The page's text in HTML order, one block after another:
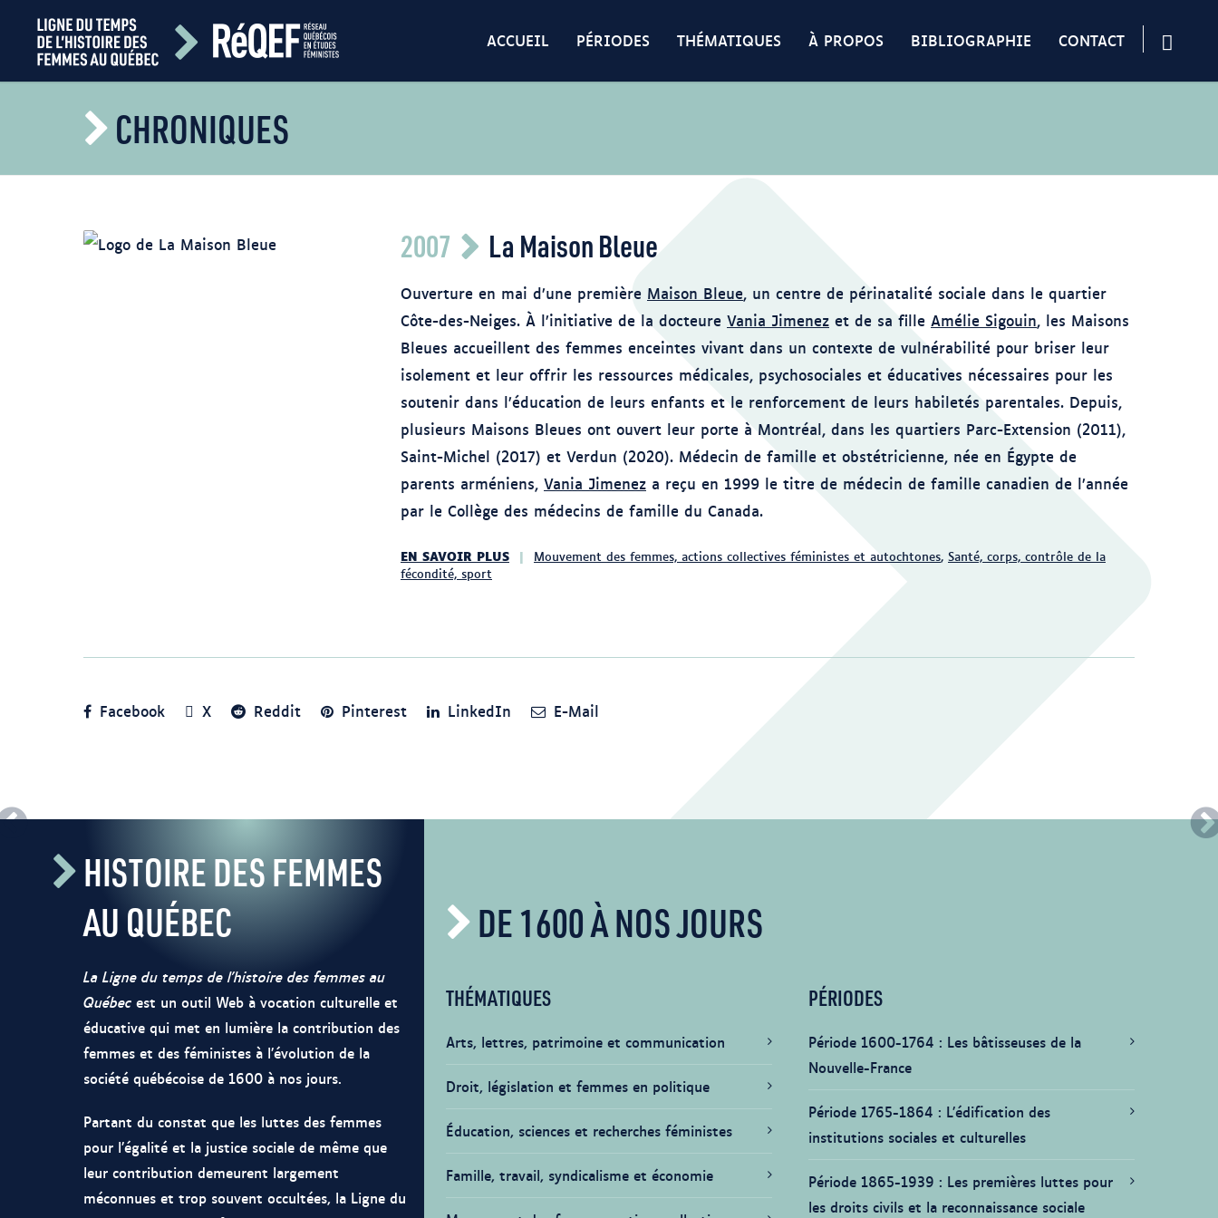
ACCUEIL PÉRIODES THÉMATIQUES À PROPOS BIBLIOGRAPHIE CONTACT
CHRONIQUES
2007 La Maison Bleue
Ouverture en mai d’une première Maison Bleue, un centre de périnatalité sociale dans le quartier
Côte-des-Neiges. À l’initiative de la docteure Vania Jimenez et de sa fille Amélie Sigouin, les Maisons
Bleues accueillent des femmes enceintes vivant dans un contexte de vulnérabilité pour briser leur
isolement et leur offrir les ressources médicales, psychosociales et éducatives nécessaires pour les
soutenir dans l’éducation de leurs enfants et le renforcement de leurs habiletés parentales. Depuis,
plusieurs Maisons Bleues ont ouvert leur porte à Montréal, dans les quartiers Parc-Extension (2011),
Saint-Michel (2017) et Verdun (2020). Médecin de famille et obstétricienne, née en Égypte de
parents arméniens, Vania Jimenez a reçu en 1999 le titre de médecin de famille canadien de l’année
par le Collège des médecins de famille du Canada.
EN SAVOIR PLUS Mouvement des femmes, actions collectives féministes et autochtones, Santé, corps, contrôle de la
fécondité, sport
Facebook X Reddit Pinterest LinkedIn E-Mail
HISTOIRE DES FEMMES
AU QUÉBEC
La Ligne du temps de l’histoire des femmes au
Québec est un outil Web à vocation culturelle et
éducative qui met en lumière la contribution des
femmes et des féministes à l’évolution de la
société québécoise de 1600 à nos jours.
Partant du constat que les luttes des femmes
pour l’égalité et la justice sociale de même que
leur contribution demeurent largement
méconnues et trop souvent occultées, la Ligne du
DE 1600 À NOS JOURS
THÉMATIQUES
Arts, lettres, patrimoine et communication
Droit, législation et femmes en politique
Éducation, sciences et recherches féministes
Famille, travail, syndicalisme et économie
PÉRIODES
Période 1600-1764
Les bâtisseuses de la
Nouvelle-France
Période 1765-1864
L’édification des
institutions sociales et culturelles
Période 1865-1939
Les premières luttes pour
les droits civils et la reconnaissance sociale